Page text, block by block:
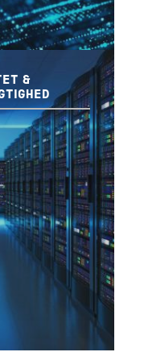
&